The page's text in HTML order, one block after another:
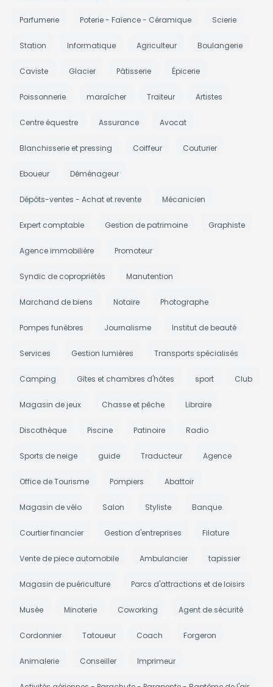
Parfumerie Poterie - Faïence - Céramique Scierie
Station Informatique Agriculteur Boulangerie
Caviste Glacier Pâtisserie Épicerie
Poissonnerie maraîcher Traiteur Artistes
Centre équestre Assurance Avocat
Blanchisserie et pressing Coiffeur Couturier
Eboueur Déménageur
Dépôts-ventes - Achat et revente Mécanicien
Expert comptable Gestion de patrimoine Graphiste
Agence immobilière Promoteur
Syndic de copropriétés Manutention
Marchand de biens Notaire Photographe
Pompes funèbres Journalisme Institut de beauté
Services Gestion lumières Transports spécialisés
Camping Gîtes et chambres d'hôtes sport Club
Magasin de jeux Chasse et pêche Libraire
Discothèque Piscine Patinoire Radio
Sports de neige guide Traducteur Agence
Office de Tourisme Pompiers Abattoir
Magasin de vélo Salon Styliste Banque
Courtier financier Gestion d'entreprises Filature
Vente de piece automobile Ambulancier tapissier
Magasin de puériculture Parcs d'attractions et de loisirs
Musée Minoterie Coworking Agent de sécurité
Cordonnier Tatoueur Coach Forgeron
Animalerie Conseiller Imprimeur